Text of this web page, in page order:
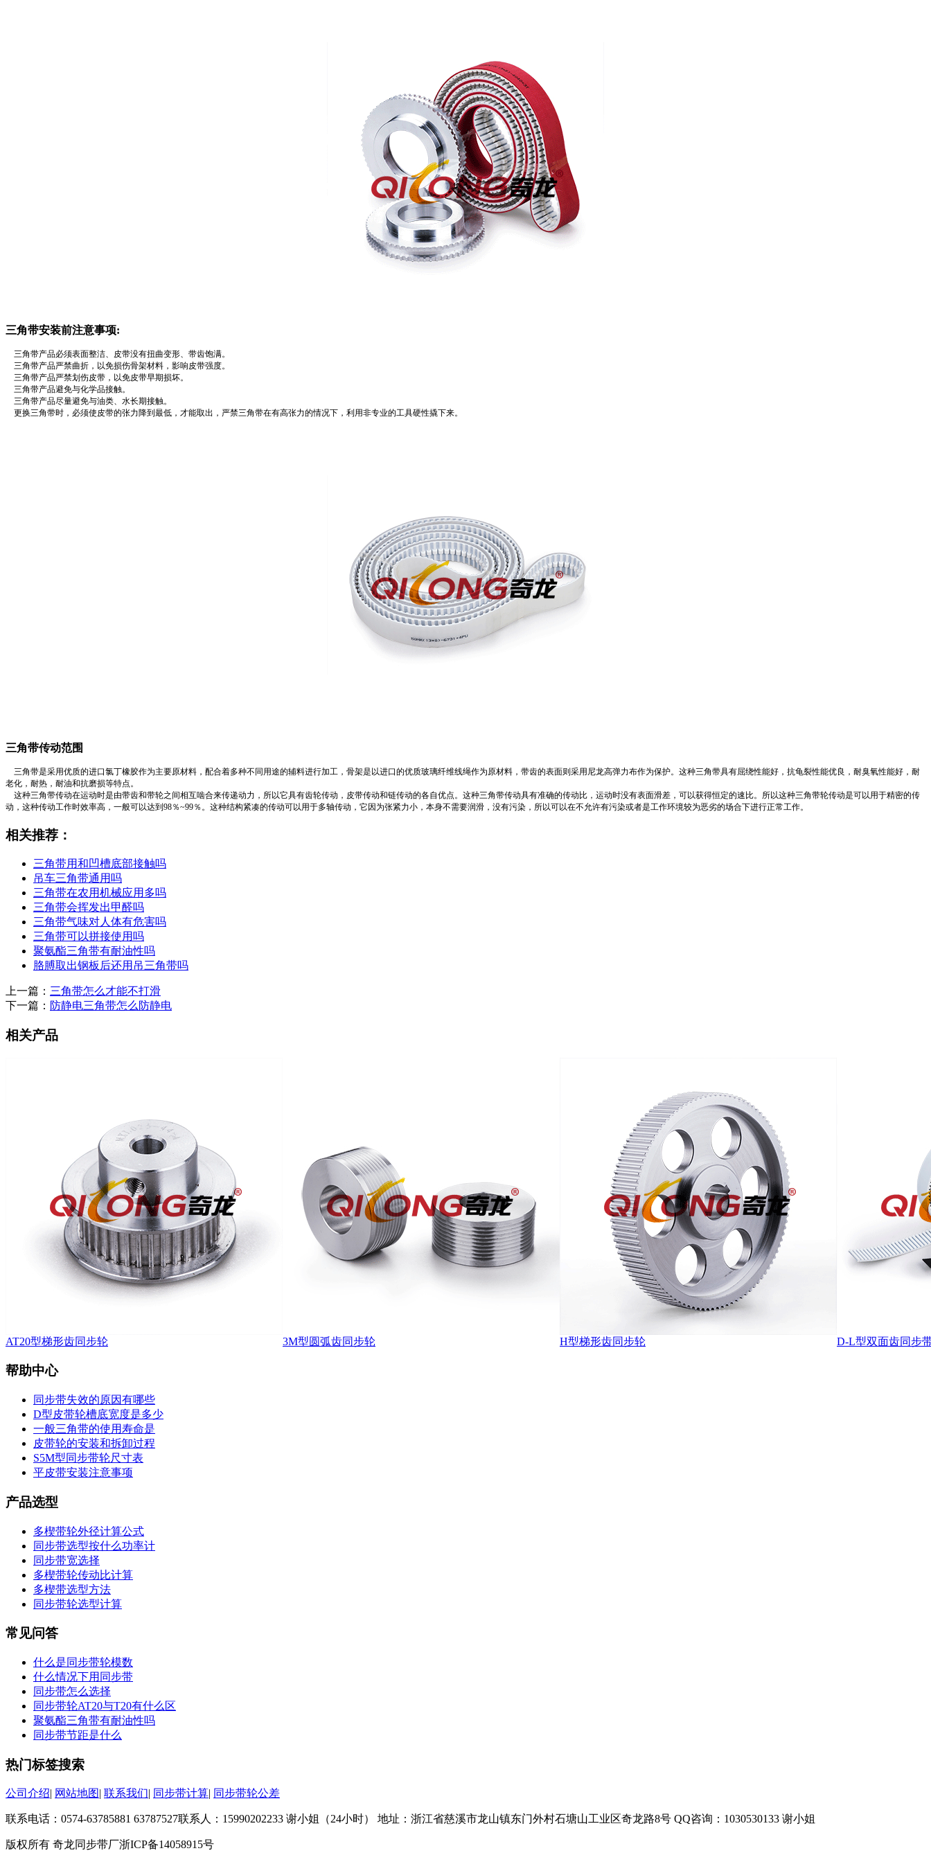
三角带安装前注意事项:
三角带产品必须表面整洁、皮带没有扭曲变形、带齿饱满。
三角带产品严禁曲折，以免损伤骨架材料，影响皮带强度。
三角带产品严禁划伤皮带，以免皮带早期损坏。
三角带产品避免与化学品接触。
三角带产品尽量避免与油类、水长期接触。
更换三角带时，必须使皮带的张力降到最低，才能取出，严禁三角带在有高张力的情况下，利用非专业的工具硬性撬下来。
三角带传动范围
三角带是采用优质的进口氯丁橡胶作为主要原材料，配合着多种不同用途的辅料进行加工，骨架是以进口的优质玻璃纤维线绳作为原材料，带齿的表面则采用尼龙高弹力布作为保护。这种三角带具有屈绕性能好，抗龟裂性能优良，耐臭氧性能好，耐
老化，耐热，耐油和抗磨损等特点。
这种三角带传动在运动时是由带齿和带轮之间相互啮合来传递动力，所以它具有齿轮传动，皮带传动和链传动的各自优点。这种三角带传动具有准确的传动比，运动时没有表面滑差，可以获得恒定的速比。所以这种三角带轮传动是可以用于精密的传
动，这种传动工作时效率高，一般可以达到98％~99％。这种结构紧凑的传动可以用于多轴传动，它因为张紧力小，本身不需要润滑，没有污染，所以可以在不允许有污染或者是工作环境较为恶劣的场合下进行正常工作。
相关推荐：
三角带用和凹槽底部接触吗
吊车三角带通用吗
三角带在农用机械应用多吗
三角带会挥发出甲醛吗
三角带气味对人体有危害吗
三角带可以拼接使用吗
聚氨酯三角带有耐油性吗
胳膊取出钢板后还用吊三角带吗
上一篇： 三角带怎么才能不打滑
下一篇： 防静电三角带怎么防静电
相关产品
AT20型梯形齿同步轮 3M型圆弧齿同步轮 H型梯形齿同步轮 D-L型双面齿同步
帮助中心
同步带失效的原因有哪些
D型皮带轮槽底宽度是多少
一般三角带的使用寿命是
皮带轮的安装和拆卸过程
S5M型同步带轮尺寸表
平皮带安装注意事项
产品选型
多楔带轮外径计算公式
同步带选型按什么功率计
同步带宽选择
多楔带轮传动比计算
多楔带选型方法
同步带轮选型计算
常见问答
什么是同步带轮模数
什么情况下用同步带
同步带怎么选择
同步带轮AT20与T20有什么区
聚氨酯三角带有耐油性吗
同步带节距是什么
热门标签搜索
公司介绍| 网站地图| 联系我们| 同步带计算| 同步带轮公差
联系电话：0574-63785881 63787527联系人：15990202233 谢小姐（24小时） 地址：浙江省慈溪市龙山镇东门外村石塘山工业区奇龙路8号 QQ咨询：1030530133 谢小姐
版权所有 奇龙同步带厂浙ICP备14058915号